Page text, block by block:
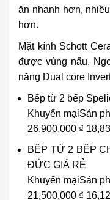
ăn nhanh hơn,
hơn.
Mặt kính Schott
được vùng nấu.
năng Dual core
Bếp từ 2 bếp
Khuyến mạiSản
26,900,000 ₫
BẾP TỪ 2 BẾP
ĐỨC GIÁ RẺ
Khuyến mạiSản
21,500,000 ₫